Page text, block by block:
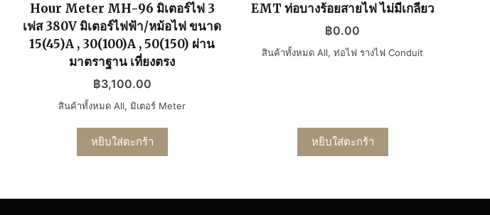
Hour Meter MH-96 มิเตอร์ไฟ 3
เฟส 380V มิเตอร์ไฟฟ้า/หม้อไฟ ขนาด
15(45)A , 30(100)A , 50(150) ผ่าน
มาตราฐาน เที่ยงตรง
฿3,100.00
สินค้าทั้งหมด All,มิเตอร์ Meter
หยิบใส่ตะกร้า
EMT ท่อบางร้อยสายไฟ ไม่มีเกลียว
฿0.00
สินค้าทั้งหมด All,ท่อไฟ รางไฟ Conduit
หยิบใส่ตะกร้า